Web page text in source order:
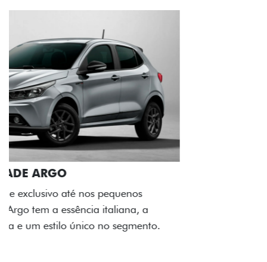
ACABAMENTO E DESIGN INTERNO
A flag italiana e o novo logo Fiat também aparecem
no interior do carro, que possui acabamento
impecável e detalhes escurecidos.
Próximo